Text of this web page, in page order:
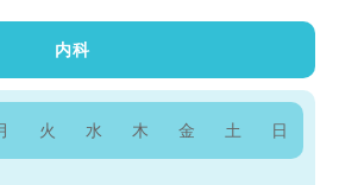
内科
火 水 木 金 土 日